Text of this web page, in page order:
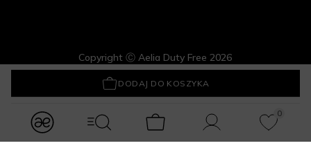
modules.Navbar.menuLabels.logo
modules.Navbar.menuLabels.menuWithSearch
Koszyk Konto
0
Ulubione
DODAJ DO KOSZYKA
LaQ MINI Shots! Gwiezdny Pył
Copyright Ⓒ Aelia Duty Free 2026